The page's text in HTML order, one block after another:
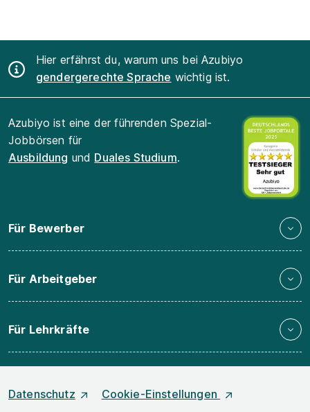
Hier erfährst du, warum uns bei Azubiyo
gendergerechte Sprache wichtig ist.
Azubiyo ist eine der führenden Spezial-
Jobbörsen für
Ausbildung und Duales Studium.
Für Bewerber
Für Arbeitgeber
Für Lehrkräfte
Datenschutz
Cookie-Einstellungen